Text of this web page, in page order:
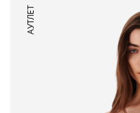
АУТЛЕТ